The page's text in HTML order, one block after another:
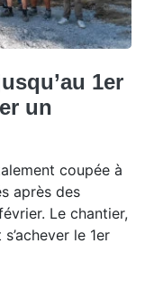
1er
un
coupée à
après des
Le chantier,
le 1er